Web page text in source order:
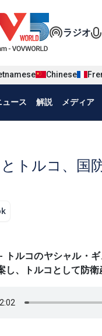
Đaラジオ
Chinese
tiếng
ュース 解説 メディア
Nhật
トルコ、国
- トルコのヤシャル・
し、トルコとして防